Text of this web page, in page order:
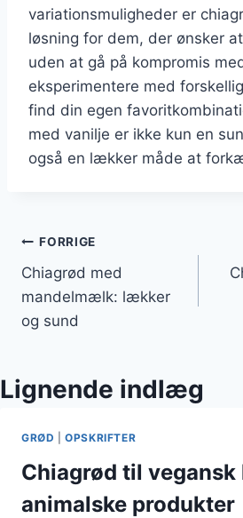
variationsmuligheder er
løsning for dem, der ønsker
uden at gå på kompromis
eksperimentere med
find din egen
med vanilje er ikke kun en
også en lækker måde at
Indlægsnavigation
FORRIGE
Chiagrød med
mandelmælk: lækker
og sund
Lignende indlæg
GRØD |OPSKRIFTER
Chiagrød til vegansk
animalske produkter